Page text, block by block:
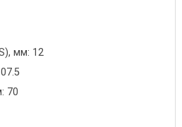
мм: 12
70